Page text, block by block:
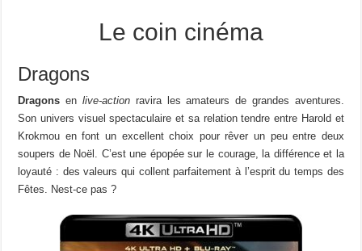
Le coin cinéma
Dragons
Dragons en live-actionravira les amateurs de grandes aventures.
Son univers visuel spectaculaire et sa relation tendre entre Harold et
Krokmou en font un excellent choix pour rêver un peu entre deux
soupers de Noël. C’est une épopée sur le courage, la différence et la
loyauté : des valeurs qui collent parfaitement à l’esprit du temps des
Fêtes. Nest-ce pas ?